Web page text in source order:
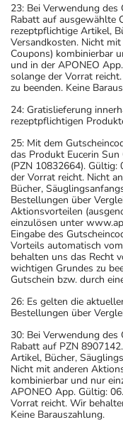
23: Bei Verwendung
Rabatt auf ausgewählte
rezeptpflichtige Artikel,
Versandkosten. Nicht
Coupons) kombinierbar
und in der APONEO
solange der Vorrat
zu beenden. Keine
24: Gratislieferung
rezeptpflichtigen
25: Mit dem
das Produkt Eucerin
(PZN 10832664). Gültig:
der Vorrat reicht. Nicht
Bücher,
Bestellungen über
Aktionsvorteilen
einzulösen unter
Eingabe des
Vorteils automatisch
behalten uns das Recht
wichtigen Grundes zu
Gutschein bzw. durch
26: Es gelten die
Bestellungen über
30: Bei Verwendung
Rabatt auf PZN
Artikel, Bücher,
Nicht mit anderen
kombinierbar und nur
APONEO App. Gültig:
Vorrat reicht. Wir
Keine Barauszahlung.